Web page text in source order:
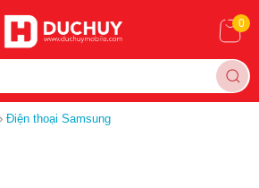
0
Điện thoại Samsung